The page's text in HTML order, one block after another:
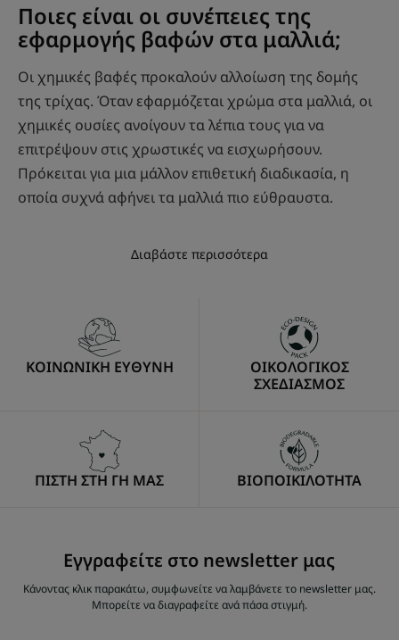
Ποιες είναι οι συνέπειες της
εφαρμογής βαφών στα μαλλιά;
Οι χημικές βαφές προκαλούν αλλοίωση της δομής
της τρίχας. Όταν εφαρμόζεται χρώμα στα μαλλιά, οι
χημικές ουσίες ανοίγουν τα λέπια τους για να
επιτρέψουν στις χρωστικές να εισχωρήσουν.
Πρόκειται για μια μάλλον επιθετική διαδικασία, η
οποία συχνά αφήνει τα μαλλιά πιο εύθραυστα.
Διαβάστε περισσότερα
ΚΟΙΝΩΝΙΚΗ ΕΥΘΥΝΗ
ΟΙΚΟΛΟΓΙΚΟΣ
ΣΧΕΔΙΑΣΜΟΣ
ΠΙΣΤΗ ΣΤΗ ΓΗ ΜΑΣ ΒΙΟΠΟΙΚΙΛΟΤΗΤΑ
Εγγραφείτε στο newsletter μας
Κάνοντας κλικ παρακάτω, συμφωνείτε να λαμβάνετε το newsletter μας.
Μπορείτε να διαγραφείτε ανά πάσα στιγμή.